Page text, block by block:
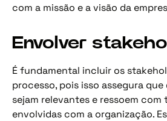
com a missão e a visão da
Envolver
É fundamental incluir os
processo, pois isso assegura
sejam relevantes e ressoem com
envolvidas com a organização.